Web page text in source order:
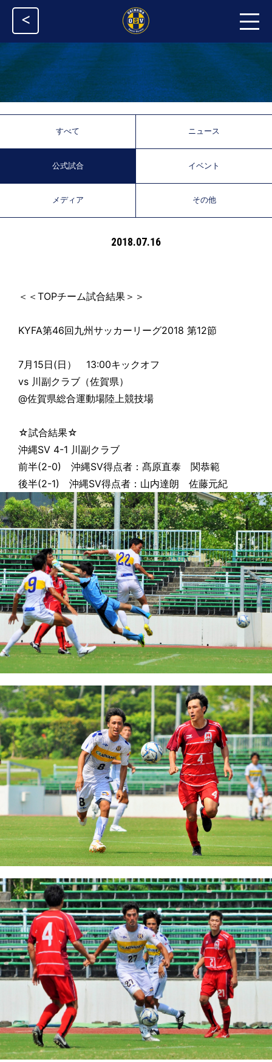
<
すべて ニュース
公式試合 イベント
メディア その他
2018.07.16
＜＜TOPチーム試合結果＞＞
KYFA第46回九州サッカーリーグ2018 第12節
7月15日(日） 13:00キックオフ
vs 川副クラブ（佐賀県）
@佐賀県総合運動場陸上競技場
☆試合結果☆
沖縄SV 4-1 川副クラブ
前半(2-0) 沖縄SV得点者：髙原直泰 関恭範
後半(2-1) 沖縄SV得点者：山内達朗 佐藤元紀